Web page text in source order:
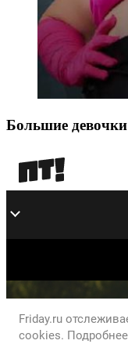
Большие девочки